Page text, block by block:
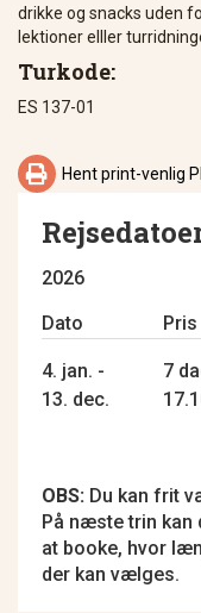
drikke og snacks uden
lektioner elller
Turkode:
ES 137-01
 Hent print-venlig
2026
Dato
Pris
4. jan. -
13. dec.
7
OBS: Du kan frit
På næste trin kan
at booke, hvor
der kan vælges.